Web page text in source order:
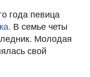
года певица
В семье четы
Молодая
свой